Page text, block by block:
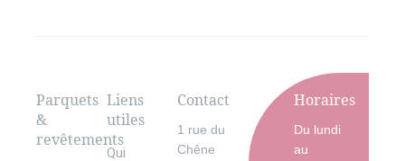
Parquets
&
revêtements
Liens
utiles
Qui
Contact
1 rue du
Chêne
Horaires
Du lundi
au